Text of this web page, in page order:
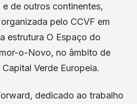
e de outros continentes,
pelo CCVF em
estrutura O Espaço do
o-Novo, no âmbito de
Verde Europeia.
dedicado ao trabalho